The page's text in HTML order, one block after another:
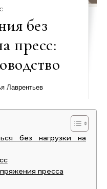
без
пресс:
Лаврентьев
без нагрузки на
пресса